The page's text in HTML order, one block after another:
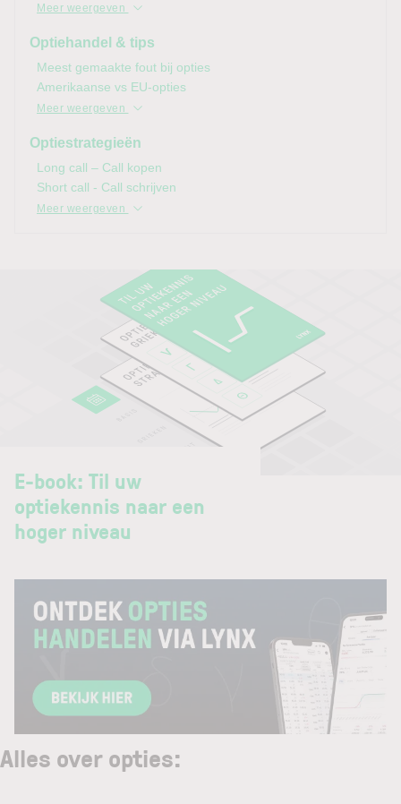
Meer weergeven
Optiehandel & tips
Meest gemaakte fout bij opties
Amerikaanse vs EU-opties
Meer weergeven
Optiestrategieën
Long call – Call kopen
Short call - Call schrijven
Meer weergeven
E-book: Til uw
optiekennis naar een
hoger niveau
Alles over opties: